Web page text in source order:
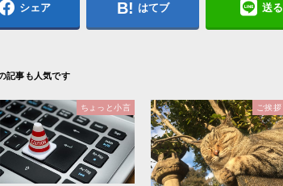
シェア はてブ 送る
ちょっと小言 ご挨拶